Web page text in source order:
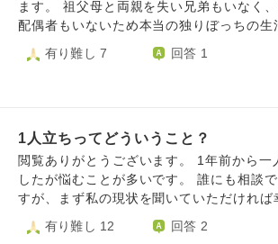
なあ。と悲しくて堪りません。 夫にこういう事を話したら
も出来るだけポジティブに考えるように最
です。
でも確認すべきであると指摘しましたが売
内容を伝えるのが仕事だと主張されています。 売主
ちらの思いを伝えても「全て含めて中古
気持ちを冷却することに努めましたが悲し
でした。
ます。 祖父母と両親を失い兄弟もいなく、親族とも疎遠、
配偶者もいないため本当の独りぼっちの生
新しい仕事に転職、新しい土地での生活と
分（もしかしたら不安要素が強いかもしれ
も背負うものも無いので好きなように頑張っ
こで、この先の心構えや生きていくにあた
要な考えをご教示していただけたら幸いです。 宜し
い致します。
有り難し 7 回答 1
1人立ちってどういうこと？
閲覧ありがとうございます。 1年前から一
したが悩むことが多いです。 誰にも相談できていないので
すが、まず私の現状を聞いていただければ幸い
一人暮らしをする前は虫歯がありませんで
になりました。 歯磨きのために移動が辛く、歯磨きをしな
有り難し 12 回答 2